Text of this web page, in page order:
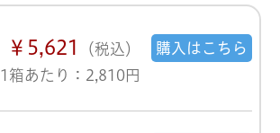
￥5,621
（税込）
1箱あたり：2,810円
購入はこちら